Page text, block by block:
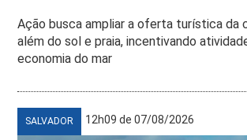
Ação busca ampliar a oferta turística da
além do sol e praia, incentivando
economia do mar
SALVADOR 12h09 de 07/08/2026